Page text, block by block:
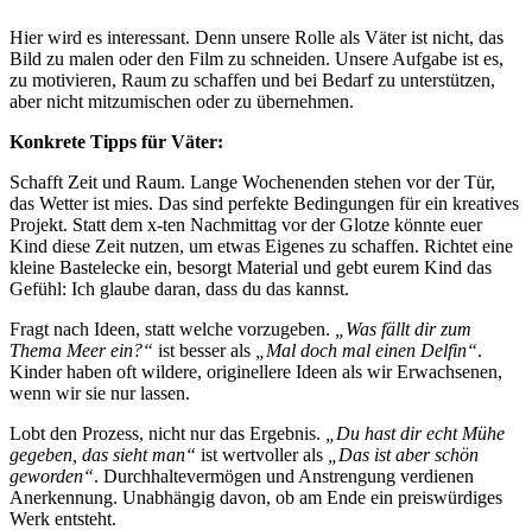
Hier wird es interessant. Denn unsere Rolle als Väter ist nicht, das
Bild zu malen oder den Film zu schneiden. Unsere Aufgabe ist es,
zu motivieren, Raum zu schaffen und bei Bedarf zu unterstützen,
aber nicht mitzumischen oder zu übernehmen.
Konkrete Tipps für Väter:
Schafft Zeit und Raum. Lange Wochenenden stehen vor der Tür,
das Wetter ist mies. Das sind perfekte Bedingungen für ein kreatives
Projekt. Statt dem x-ten Nachmittag vor der Glotze könnte euer
Kind diese Zeit nutzen, um etwas Eigenes zu schaffen. Richtet eine
kleine Bastelecke ein, besorgt Material und gebt eurem Kind das
Gefühl: Ich glaube daran, dass du das kannst.
Fragt nach Ideen, statt welche vorzugeben.
„Was fällt dir zum
Thema Meer ein?“ ist besser als „Mal doch mal einen Delfin“.
Kinder haben oft wildere, originellere Ideen als wir Erwachsenen,
wenn wir sie nur lassen.
Lobt den Prozess, nicht nur das Ergebnis.
„Du hast dir echt Mühe
gegeben, das sieht man“ ist wertvoller als
„Das ist aber schön
geworden“. Durchhaltevermögen und Anstrengung verdienen
Anerkennung. Unabhängig davon, ob am Ende ein preiswürdiges
Werk entsteht.